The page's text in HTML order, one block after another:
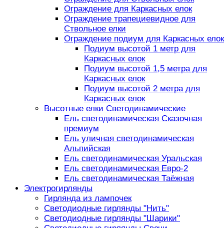
Ограждение для Каркасных елок
Ограждение трапециевидное для
Ствольное елки
Ограждение подиум для Каркасных елок
Подиум высотой 1 метр для
Каркасных елок
Подиум высотой 1,5 метра для
Каркасных елок
Подиум высотой 2 метра для
Каркасных елок
Высотные елки Светодинамические
Ель светодинамическая Сказочная
премиум
Ель уличная светодинамическая
Альпийская
Ель светодинамическая Уральская
Ель светодинамическая Евро-2
Ель светодинамическая Таёжная
Электрогирлянды
Гирлянда из лампочек
Светодиодные гирлянды "Нить"
Светодиодные гирлянды "Шарики"